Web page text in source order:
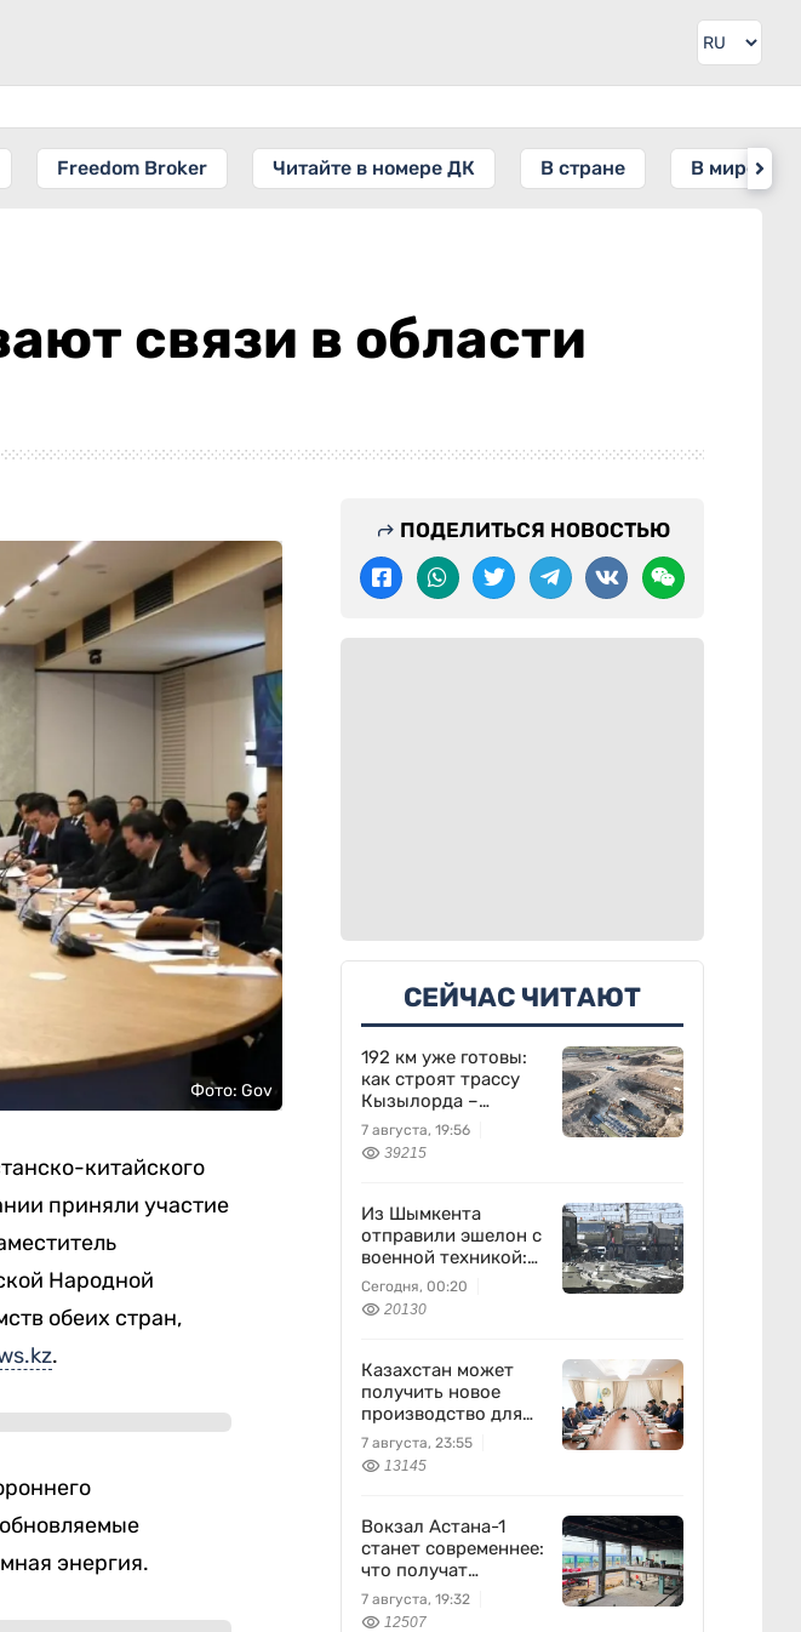
Freedom Broker Читайте в номере ДК В стране В мире
связи в области
Фото: Gov
китайского
приняли участие
Народной
обеих стран,
.
энергия.
ПОДЕЛИТЬСЯ НОВОСТЬЮ
СЕЙЧАС ЧИТАЮТ
192 км уже готовы:
как строят трассу
Кызылорда –
Жезказган
7 августа, 19:56
39215
Из Шымкента
отправили эшелон с
военной техникой:
что известно
Сегодня, 00:20
20130
Казахстан может
получить новое
производство для
химпрома и
энергетики
7 августа, 23:55
13145
Вокзал Астана-1
станет современнее:
что получат
пассажиры
7 августа, 19:32
12507